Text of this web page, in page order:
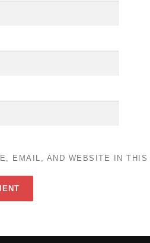
EMAIL, AND WEBSITE IN